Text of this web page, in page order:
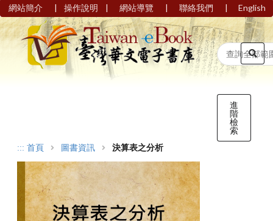
網站簡介 | 操作說明 | 網站導覽 | 聯絡我們 | English
進
階
檢
索
::: 首頁 圖書資訊 決算表之分析